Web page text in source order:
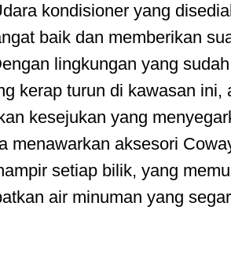
kondisioner yang
baik dan memberikan
lingkungan yang
kerap turun di kawasan ini,
kesejukan yang
menawarkan aksesori
setiap bilik, yang
air minuman yang